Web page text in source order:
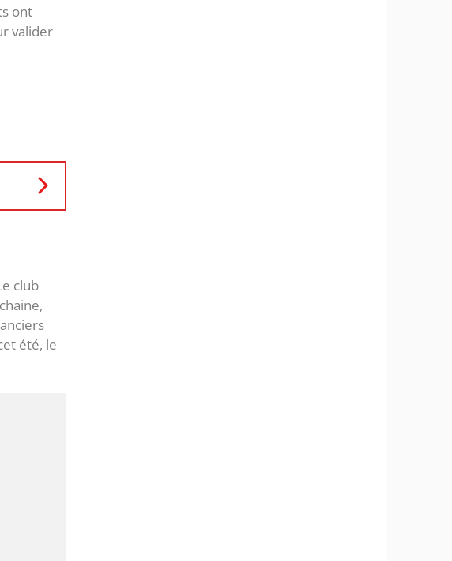
ont
valider
club
été, le